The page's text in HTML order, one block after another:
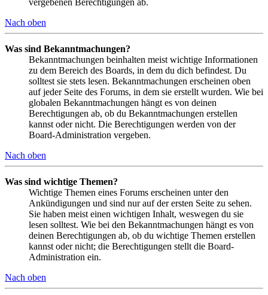
Nach oben
Was sind Bekanntmachungen?
Bekanntmachungen beinhalten meist wichtige Informationen
zu dem Bereich des Boards, in dem du dich befindest. Du
solltest sie stets lesen. Bekanntmachungen erscheinen oben
auf jeder Seite des Forums, in dem sie erstellt wurden. Wie bei
globalen Bekanntmachungen hängt es von deinen
Berechtigungen ab, ob du Bekanntmachungen erstellen
kannst oder nicht. Die Berechtigungen werden von der
Board-Administration vergeben.
Nach oben
Was sind wichtige Themen?
Wichtige Themen eines Forums erscheinen unter den
Ankündigungen und sind nur auf der ersten Seite zu sehen.
Sie haben meist einen wichtigen Inhalt, weswegen du sie
lesen solltest. Wie bei den Bekanntmachungen hängt es von
deinen Berechtigungen ab, ob du wichtige Themen erstellen
kannst oder nicht; die Berechtigungen stellt die Board-
Administration ein.
Nach oben